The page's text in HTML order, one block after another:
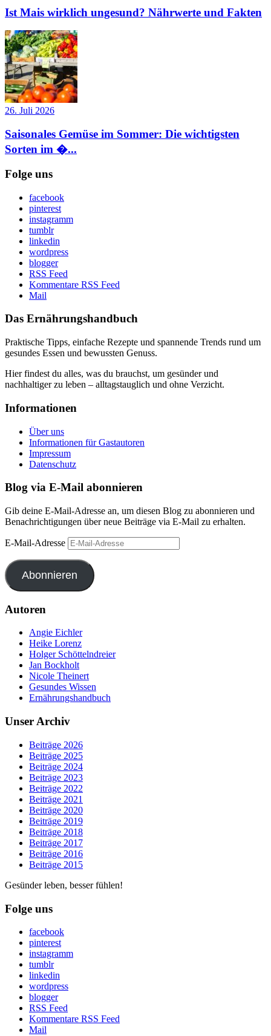
Ist Mais wirklich ungesund? Nährwerte und Fakten
26. Juli 2026
Saisonales Gemüse im Sommer: Die wichtigsten
Sorten im �...
Folge uns
facebook
pinterest
instagramm
tumblr
linkedin
wordpress
blogger
RSS Feed
Kommentare RSS Feed
Mail
Das Ernährungshandbuch
Praktische Tipps, einfache Rezepte und spannende Trends rund um
gesundes Essen und bewussten Genuss.
Hier findest du alles, was du brauchst, um gesünder und
nachhaltiger zu leben – alltagstauglich und ohne Verzicht.
Informationen
Über uns
Informationen für Gastautoren
Impressum
Datenschutz
Blog via E-Mail abonnieren
Gib deine E-Mail-Adresse an, um diesen Blog zu abonnieren und
Benachrichtigungen über neue Beiträge via E-Mail zu erhalten.
E-Mail-Adresse
Abonnieren
Autoren
Angie Eichler
Heike Lorenz
Holger Schöttelndreier
Jan Bockholt
Nicole Theinert
Gesundes Wissen
Ernährungshandbuch
Unser Archiv
Beiträge 2026
Beiträge 2025
Beiträge 2024
Beiträge 2023
Beiträge 2022
Beiträge 2021
Beiträge 2020
Beiträge 2019
Beiträge 2018
Beiträge 2017
Beiträge 2016
Beiträge 2015
Gesünder leben, besser fühlen!
Folge uns
facebook
pinterest
instagramm
tumblr
linkedin
wordpress
blogger
RSS Feed
Kommentare RSS Feed
Mail